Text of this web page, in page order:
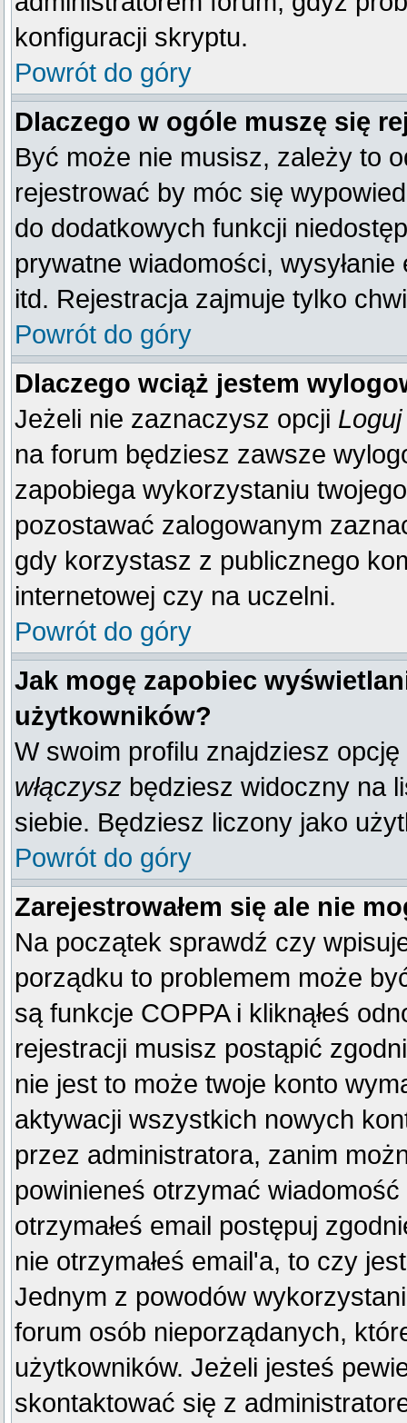
konfiguracji skryptu.
Powrót do góry
Dlaczego w ogóle muszę się
Być może nie musisz, zależy to
rejestrować by móc się
do dodatkowych funkcji
prywatne wiadomości,
itd. Rejestracja zajmuje tylko
Powrót do góry
Dlaczego wciąż jestem
Jeżeli nie zaznaczysz opcji
na forum będziesz zawsze
zapobiega wykorzystaniu
pozostawać zalogowanym
gdy korzystasz z publicznego
internetowej czy na uczelni.
Powrót do góry
Jak mogę zapobiec
użytkowników?
W swoim profilu znajdziesz opcję
włączysz będziesz widoczny na
siebie. Będziesz liczony jako
Powrót do góry
Zarejestrowałem się ale nie
Na początek sprawdź czy
porządku to problemem może
są funkcje COPPA i kliknąłeś
rejestracji musisz postąpić
nie jest to może twoje konto
aktywacji wszystkich nowych
przez administratora, zanim
powinieneś otrzymać
otrzymałeś email postępuj
nie otrzymałeś email'a, to czy
Jednym z powodów
forum osób nieporządanych,
użytkowników. Jeżeli jesteś
skontaktować się z